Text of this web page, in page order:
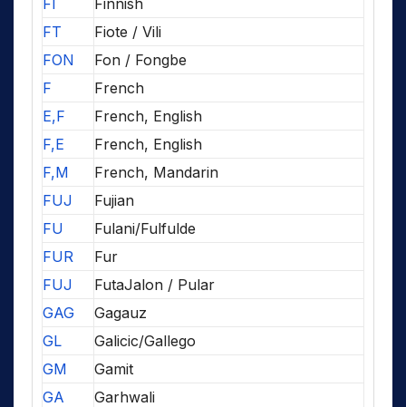
FT
Fiote / Vili
FON
Fon / Fongbe
F
French
E,F
French, English
F,E
French, English
F,M
French, Mandarin
FUJ
Fujian
FU
Fulani/Fulfulde
FUR
Fur
FUJ
FutaJalon / Pular
GAG
Gagauz
GL
Galicic/Gallego
GM
Gamit
GA
Garhwali